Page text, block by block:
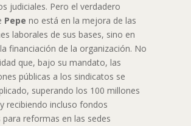
judiciales. Pero el verdadero
Pepe no está en la mejora de las
laborales de sus bases, sino en
financiación de la organización. No
que, bajo su mandato, las
públicas a los sindicatos se
superando los 100 millones
recibiendo incluso fondos
para reformas en las sedes